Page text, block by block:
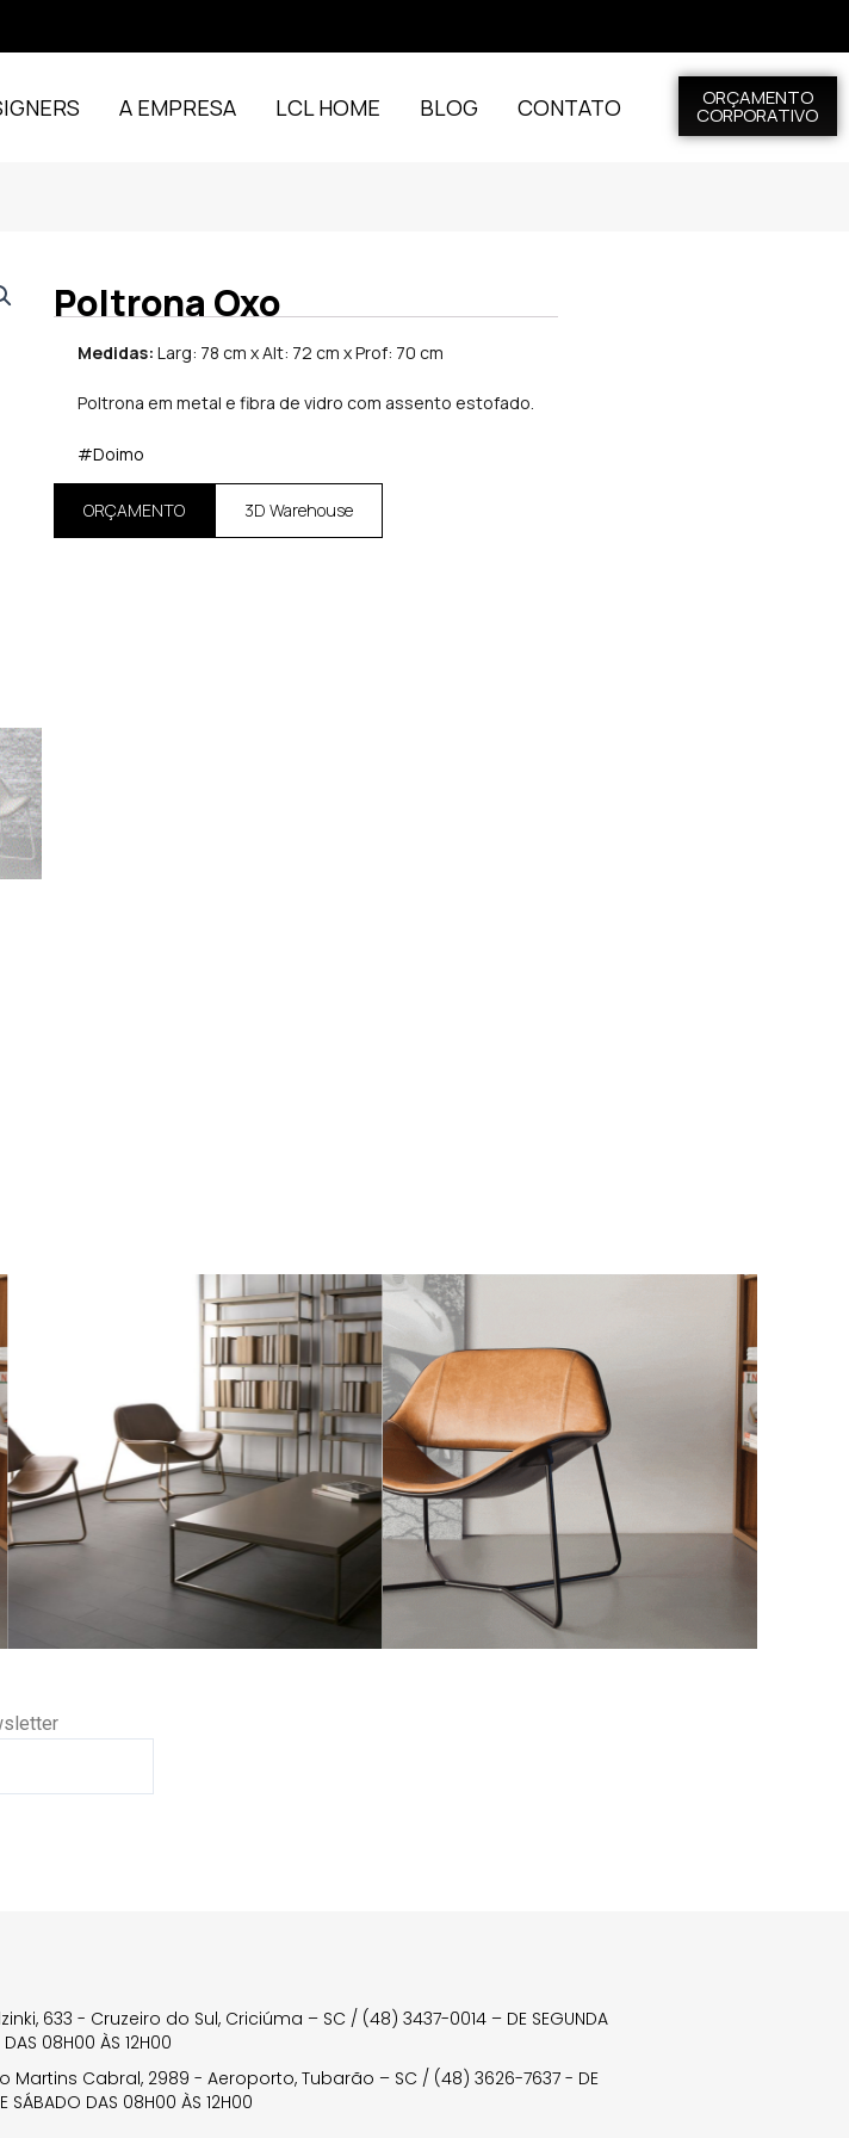
A EMPRESA LCL HOME BLOG CONTATO ORÇAMENTO
CORPORATIVO
Poltrona Oxo
Medidas:Larg: 78 cm x Alt: 72 cm x Prof: 70 cm
Poltrona em metal e fibra de vidro com assento estofado.
#Doimo
ORÇAMENTO 3D Warehouse
633 - Cruzeiro do Sul, Criciúma – SC / (48) 3437-0014 – DE SEGUNDA
DAS 08H00 ÀS 12H00
Martins Cabral, 2989 - Aeroporto, Tubarão – SC / (48) 3626-7637 - DE
SÁBADO DAS 08H00 ÀS 12H00